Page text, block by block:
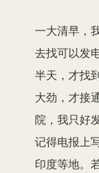
一大清早，
去找可以发
半天，才找
大劲，才接
院，我只好
记得电报上
印度等地。